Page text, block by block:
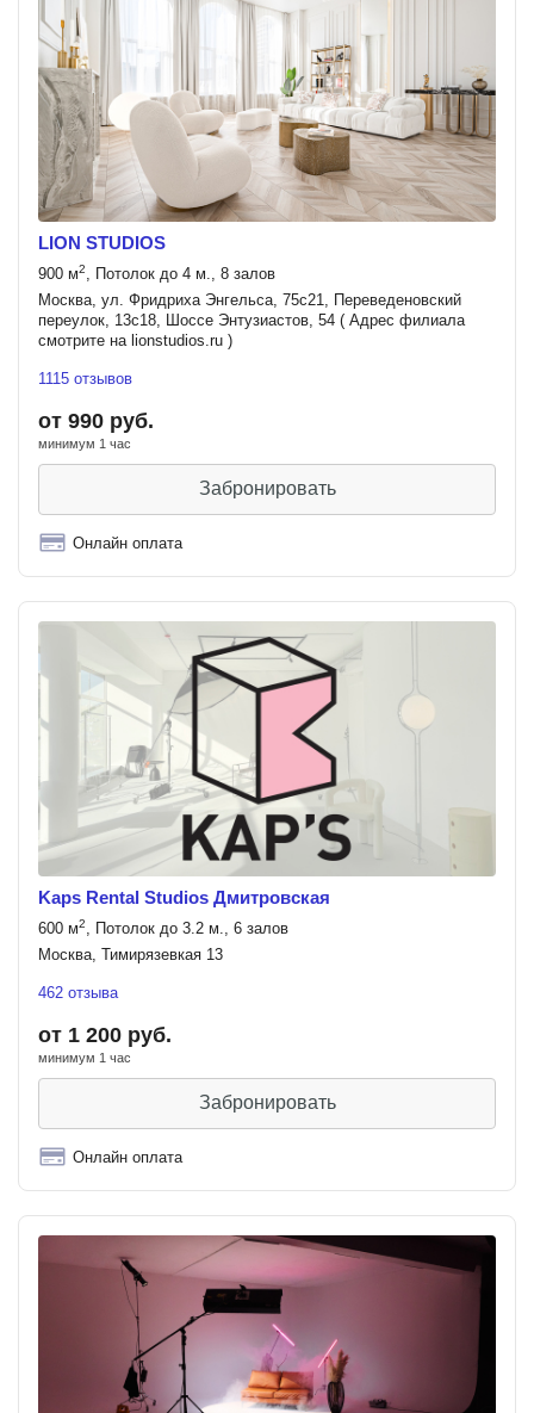
LION STUDIOS
900 м2, Потолок до 4 м., 8 залов
Москва, ул. Фридриха Энгельса, 75с21, Переведеновский
переулок, 13с18, Шоссе Энтузиастов, 54 ( Адрес филиала
смотрите на lionstudios.ru )
1115 отзывов
от 990 руб.
минимум 1 час
Забронировать
Онлайн оплата
Kaps Rental Studios Дмитровская
600 м2, Потолок до 3.2 м., 6 залов
Москва, Тимирязевкая 13
462 отзыва
от 1 200 руб.
минимум 1 час
Забронировать
Онлайн оплата